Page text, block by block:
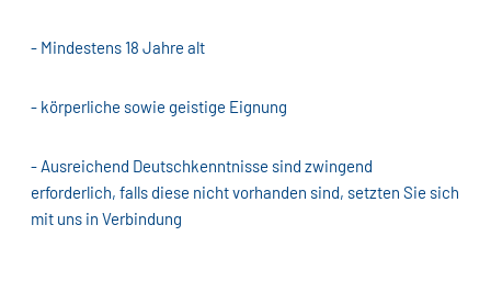
- Mindestens 18 Jahre alt
- körperliche sowie geistige Eignung
- Ausreichend Deutschkenntnisse sind zwingend
erforderlich, falls diese nicht vorhanden sind, setzten Sie sich
mit uns in Verbindung